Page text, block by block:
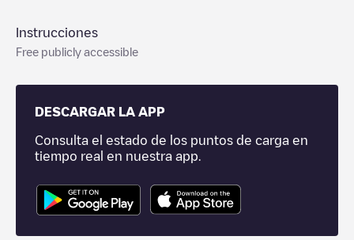
Instrucciones
Free publicly accessible
DESCARGAR LA APP
Consulta el estado de los puntos de carga en
tiempo real en nuestra app.